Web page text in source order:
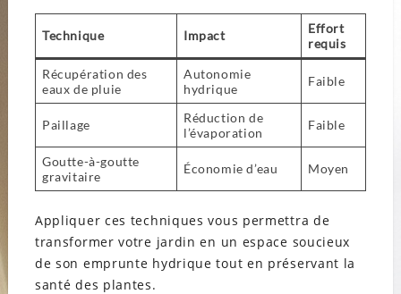
Technique Impact
Effort
requis
Récupération des
eaux de pluie
Autonomie
hydrique
Faible
Paillage
Réduction de
l’évaporation
Faible
Goutte-à-goutte
gravitaire
Économie d’eau Moyen
Appliquer ces techniques vous permettra de
transformer votre jardin en un espace soucieux
de son emprunte hydrique tout en préservant la
santé des plantes.